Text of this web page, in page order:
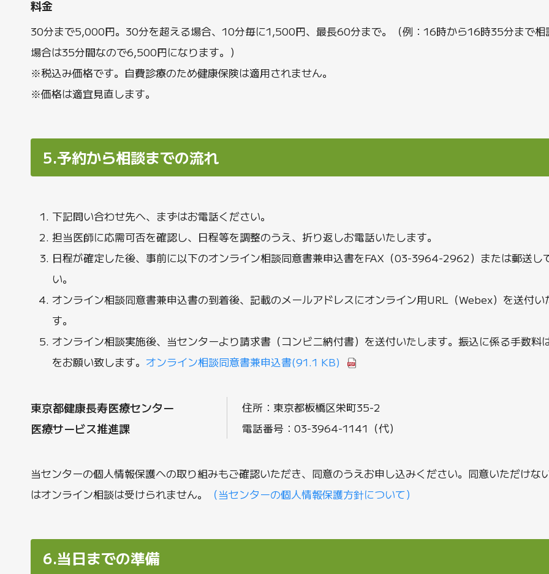
水曜日／金曜日
午後 13:00 - 13:30（最大14:00まで）
火曜日／木曜日
料金
30分まで5,000円。30分を超える場合、10分毎に1,500円、最長60分まで。（例：16時から16時35分まで相
場合は35分間なので6,500円になります。）
※税込み価格です。自費診療のため健康保険は適用されません。
※価格は適宜見直します。
5.予約から相談までの流れ
下記問い合わせ先へ、まずはお電話ください。
担当医師に応需可否を確認し、日程等を調整のうえ、折り返しお電話いたします。
日程が確定した後、事前に以下のオンライン相談同意書兼申込書をFAX（03-3964-2962）または郵送し
い。
オンライン相談同意書兼申込書の到着後、記載のメールアドレスにオンライン用URL（Webex）を送付い
す。
オンライン相談実施後、当センターより請求書（コンビニ納付書）を送付いたします。振込に係る手数料
をお願い致します。 オンライン相談同意書兼申込書(91.1 KB)
東京都健康長寿医療センター
医療サービス推進課
住所：東京都板橋区栄町35-2
電話番号： 03-3964-1141 （代）
当センターの個人情報保護への取り組みもご確認いただき、同意のうえお申し込みください。同意いただけな
はオンライン相談は受けられません。
（当センターの個人情報保護方針について）
6.当日までの準備